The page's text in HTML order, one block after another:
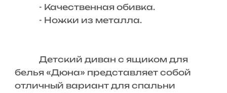
- Качественная обивка.
- Ножки из металла.
Детский диван с ящиком для
белья «Дюна» представляет собой
отличный вариант для спальни